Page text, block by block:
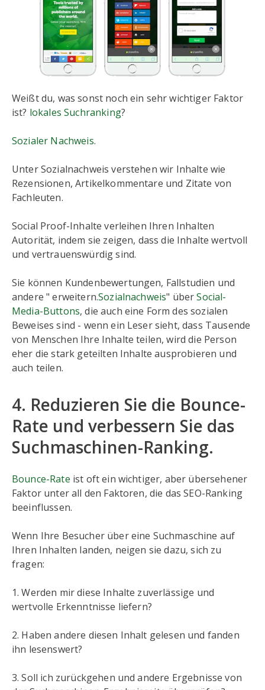
Weißt du, was sonst noch ein sehr wichtiger Faktor
ist? lokales Suchranking?
Sozialer Nachweis.
Unter Sozialnachweis verstehen wir Inhalte wie
Rezensionen, Artikelkommentare und Zitate von
Fachleuten.
Social Proof-Inhalte verleihen Ihren Inhalten
Autorität, indem sie zeigen, dass die Inhalte wertvoll
und vertrauenswürdig sind.
Sie können Kundenbewertungen, Fallstudien und
andere " erweitern.Sozialnachweis" überSocial-
Media-Buttons, die auch eine Form des sozialen
Beweises sind - wenn ein Leser sieht, dass Tausende
von Menschen Ihre Inhalte teilen, wird die Person
eher die stark geteilten Inhalte ausprobieren und
auch teilen.
4. Reduzieren Sie die Bounce-
Rate und verbessern Sie das
Suchmaschinen-Ranking.
Bounce-Rate ist oft ein wichtiger, aber übersehener
Faktor unter all den Faktoren, die das SEO-Ranking
beeinflussen.
Wenn Ihre Besucher über eine Suchmaschine auf
Ihren Inhalten landen, neigen sie dazu, sich zu
fragen:
1. Werden mir diese Inhalte zuverlässige und
wertvolle Erkenntnisse liefern?
2. Haben andere diesen Inhalt gelesen und fanden
ihn lesenswert?
3. Soll ich zurückgehen und andere Ergebnisse von